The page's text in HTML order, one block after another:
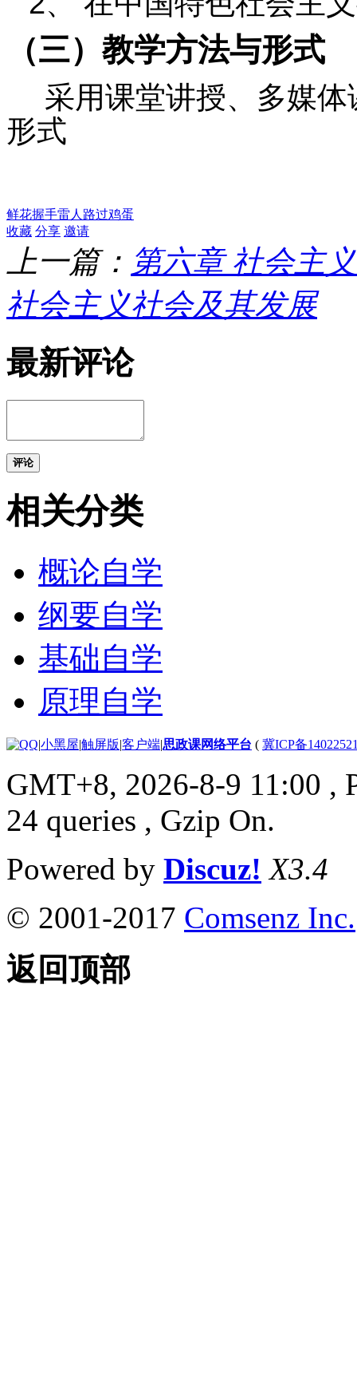
（三）教学方法与形式
采用课堂讲授、多媒
形式
鲜花握手雷人 路过鸡蛋
收藏 分享 邀请
上一篇： 第六章 社会主
社会主义社会及其发展
最新评论
评论
相关分类
概论自学
纲要自学
基础自学
原理自学
|小黑屋|触屏版|客户端|思政课网络平台 ( 冀ICP备
GMT+8, 2026-8-9 11:00 ,
24 queries , Gzip On.
Powered by Discuz! X3.4
© 2001-2017 Comsenz Inc.
返回顶部